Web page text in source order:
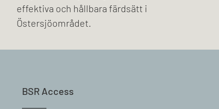
effektiva och hållbara färdsätt i
Östersjöområdet.
BSR Access